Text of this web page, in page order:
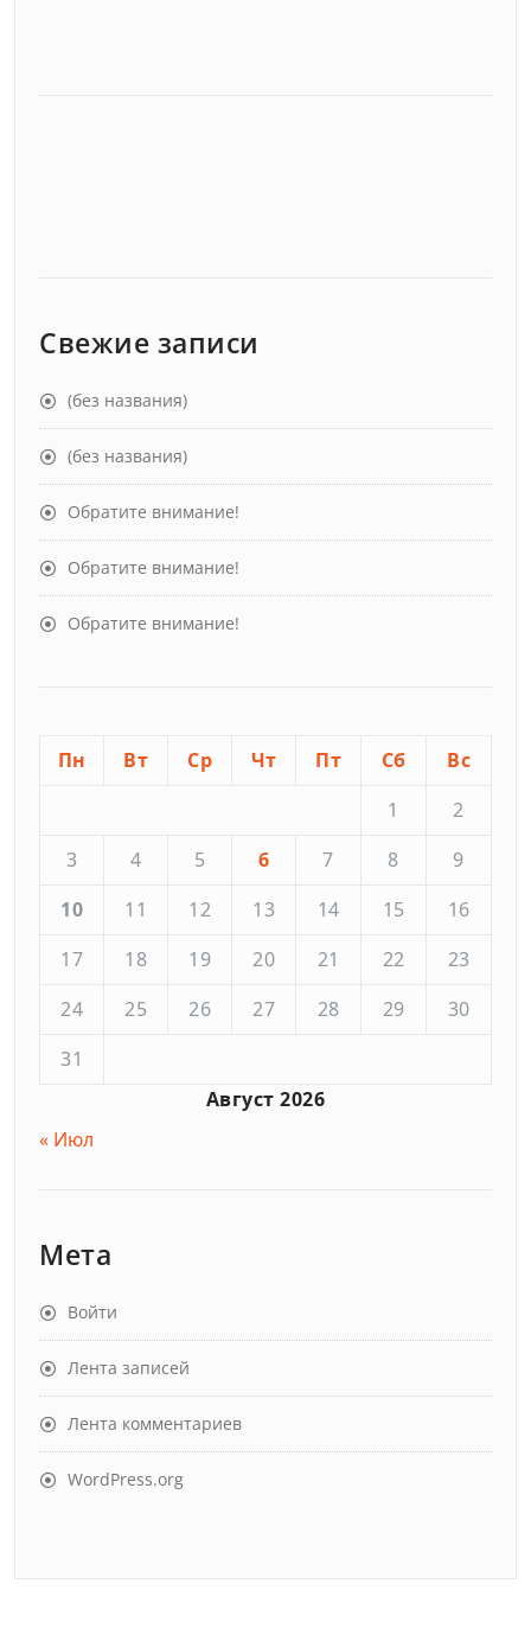
Свежие записи
(без названия)
(без названия)
Обратите внимание!
Обратите внимание!
Обратите внимание!
Август 2026
Пн Вт Ср Чт Пт Сб
Вс
1
2
3
4 5 6 7 8
9
10
11 12 13 14 15
16
17
18 19 20 21 22
23
24
25 26 27 28 29
30
31
« Июл
Мета
Войти
Лента записей
Лента комментариев
WordPress.org